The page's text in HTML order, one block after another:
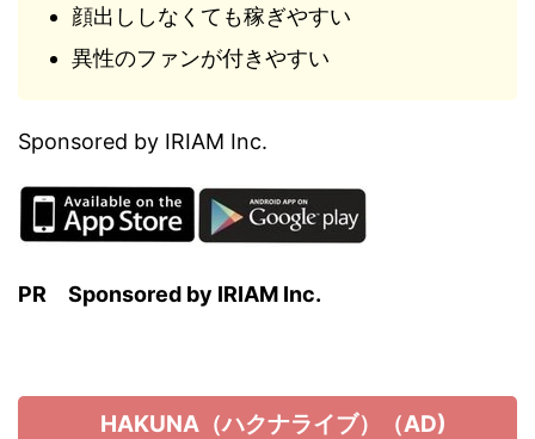
顔出ししなくても稼ぎやすい
異性のファンが付きやすい
Sponsored by IRIAM Inc.
PR Sponsored by IRIAM Inc.
HAKUNA（ハクナライブ）（AD)